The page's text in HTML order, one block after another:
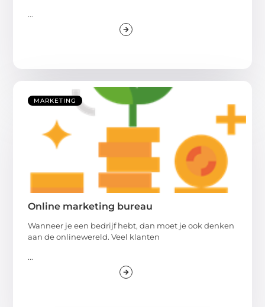
...
MARKETING
Online marketing bureau
Wanneer je een bedrijf hebt, dan moet je ook denken
aan de onlinewereld. Veel klanten
...